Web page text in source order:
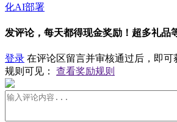
化AI部署
发评论，每天都得现金奖励！超多礼品
登录 在评论区留言并审核通过后，即可
规则可见： 查看奖励规则